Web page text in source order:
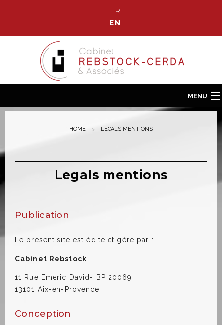
FR
EN
MENU
Home
Our Law FirmHOME LEGALS MENTIONS
Legals mentions
Publication
Le présent site est édité et géré par :
Cabinet Rebstock
11 Rue Emeric David- BP 20069
13101 Aix-en-Provence
Conception